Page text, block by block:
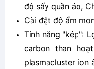
độ sấy quần áo,
Cài đặt độ ẩm
Tính năng "kép":
carbon than
plasmacluster ion